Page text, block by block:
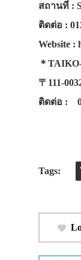
สถานที่ :
ติดต่อ :
Website :
＊
〒111-
ติดต่อ :
Tags: